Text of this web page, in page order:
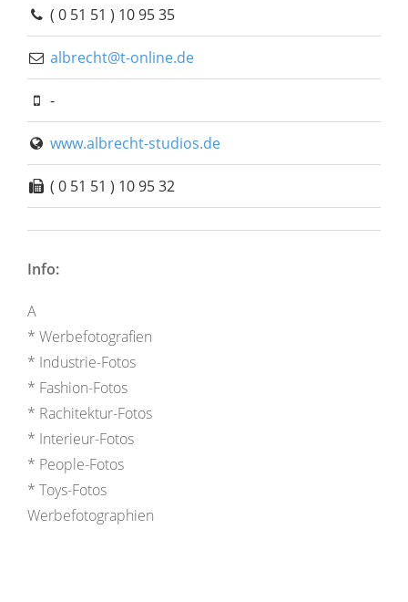
( 0 51 51 ) 10 95 35
albrecht@t-online.de
-
www.albrecht-studios.de
( 0 51 51 ) 10 95 32
Info:
A
* Werbefotografien
* Industrie-Fotos
* Fashion-Fotos
* Rachitektur-Fotos
* Interieur-Fotos
* People-Fotos
* Toys-Fotos
Werbefotographien